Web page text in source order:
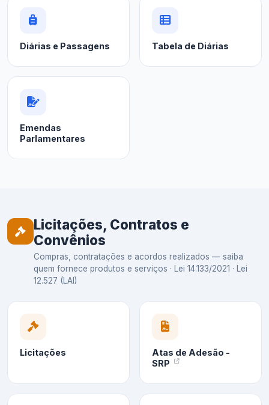
Diárias e Passagens Tabela de Diárias
Emendas
Parlamentares
Licitações, Contratos e
Convênios
Compras, contratações e acordos realizados — saiba
quem fornece produtos e serviços · Lei 14.133/2021 · Lei
12.527 (LAI)
Licitações
Atas de Adesão -
SRP